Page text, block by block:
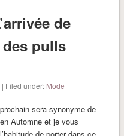
de
des pulls
| Filed under: Mode
sera synonyme de
Automne et je vous